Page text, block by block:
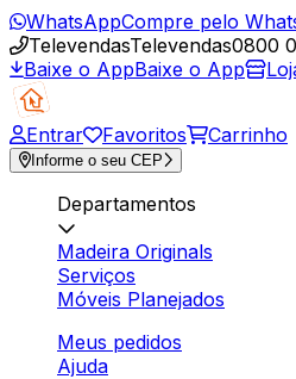
WhatsAppCompre pelo
TelevendasTelevendas0800
Baixe o AppBaixe o App
Entrar Favoritos Carrinho
Informe o seu CEP
Departamentos
Madeira Originals
Serviços
Móveis Planejados
Meus pedidos
Ajuda